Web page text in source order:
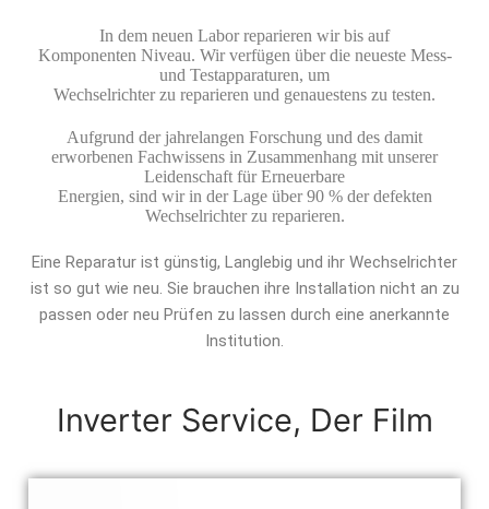
In dem neuen Labor reparieren wir bis auf
Komponenten Niveau. Wir verfügen über die neueste Mess-
und Testapparaturen, um
Wechselrichter zu reparieren und genauestens zu testen.
Aufgrund der jahrelangen Forschung und des damit
erworbenen Fachwissens in Zusammenhang mit unserer
Leidenschaft für Erneuerbare
Energien, sind wir in der Lage über 90 % der defekten
Wechselrichter zu reparieren.
Eine Reparatur ist günstig, Langlebig und ihr Wechselrichter
ist so gut wie neu. Sie brauchen ihre Installation nicht an zu
passen oder neu Prüfen zu lassen durch eine anerkannte
Institution.
Inverter Service, Der Film